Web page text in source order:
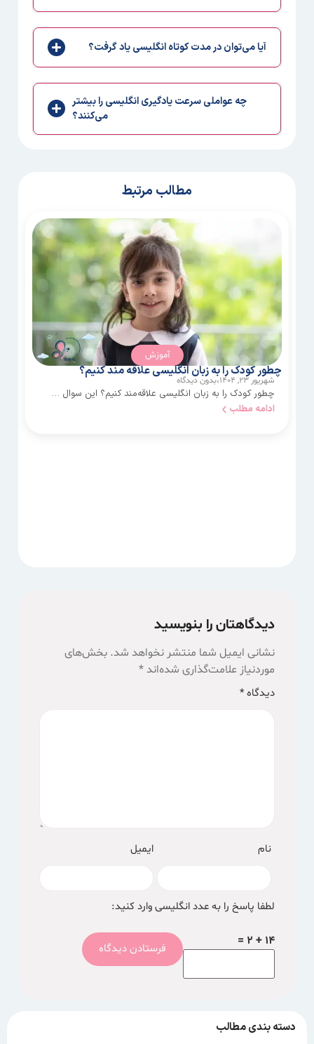
آیا می‌توان در مدت کوتاه انگلیسی یاد گرفت؟
چه عواملی سرعت یادگیری انگلیسی را بیشتر
می‌کنند؟
مطالب مرتبط
آموزش
چطور کودک را به زبان انگلیسی علاقه مند کنیم؟
شهریور ۲۳, ۱۴۰۴، بدون دیدگاه
چطور کودک را به زبان انگلیسی علاقه‌مند کنیم؟ این سوال …
ادامه مطلب
دیدگاهتان را بنویسید
نشانی ایمیل شما منتشر نخواهد شد. بخش‌های
موردنیاز علامت‌گذاری شده‌اند*
دیدگاه*
نام ایمیل
لطفا پاسخ را به عدد انگلیسی وارد کنید:
14 + 2 =
دسته بندی مطالب